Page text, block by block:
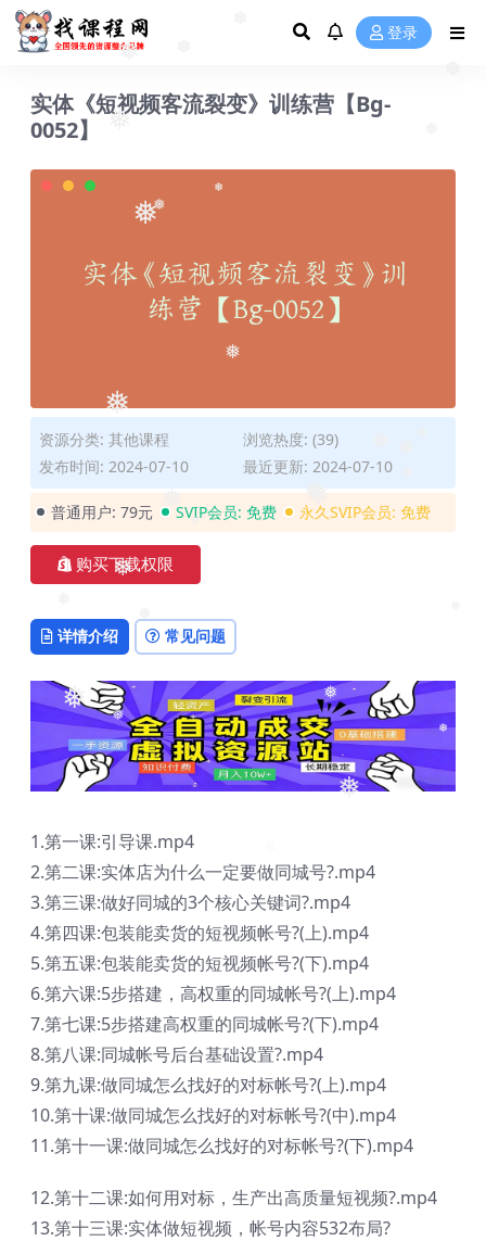
❅
❅
❅
❅
❅
❅
❅
❅
❅
❅
❅
❅
❅
❅
❅
登录
实体《短视频客流裂变》训练营【Bg-
0052】
资源分类: 其他课程
浏览热度: (39)
发布时间: 2024-07-10
最近更新: 2024-07-10
普通用户: 79元 SVIP会员: 免费 永久SVIP会员: 免费
购买下载权限
详情介绍 常见问题
1.第一课:引导课.mp4
2.第二课:实体店为什么一定要做同城号?.mp4
3.第三课:做好同城的3个核心关键词?.mp4
4.第四课:包装能卖货的短视频帐号?(上).mp4
5.第五课:包装能卖货的短视频帐号?(下).mp4
6.第六课:5步搭建，高权重的同城帐号?(上).mp4
7.第七课:5步搭建高权重的同城帐号?(下).mp4
8.第八课:同城帐号后台基础设置?.mp4
9.第九课:做同城怎么找好的对标帐号?(上).mp4
10.第十课:做同城怎么找好的对标帐号?(中).mp4
11.第十一课:做同城怎么找好的对标帐号?(下).mp4
12.第十二课:如何用对标，生产出高质量短视频?.mp4
13.第十三课:实体做短视频，帐号内容532布局?